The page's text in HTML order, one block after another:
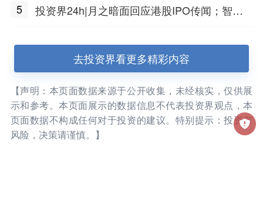
5
投资界24h|月之暗面回应港股IPO传闻；智元
去投资界看更多精彩内容
【声明：本页面数据来源于公开收集，未经核实，仅供展
示和参考。本页面展示的数据信息不代表投资界观点，本
页面数据不构成任何对于投资的建议。特别提示：投资有
风险，决策请谨慎。】